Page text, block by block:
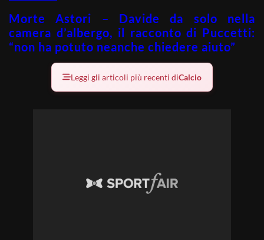
Morte Astori – Davide da solo nella
camera d’albergo, il racconto di Puccetti:
“non ha potuto neanche chiedere aiuto”
Leggi gli articoli più recenti diCalcio